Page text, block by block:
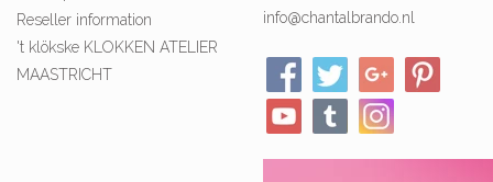
Reseller information
't klökske KLOKKEN ATELIER
MAASTRICHT
info@chantalbrando.nl